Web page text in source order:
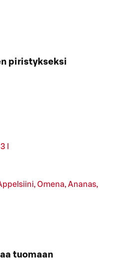
piristykseksi
l
Omena, Ananas,
tuomaan